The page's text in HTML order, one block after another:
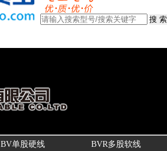
BV单股硬线 BVR多股软线